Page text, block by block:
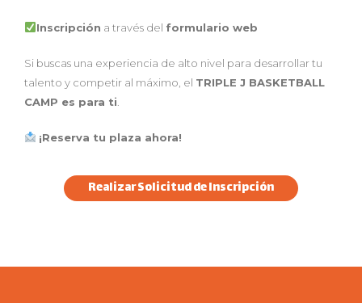
Inscripción a través del formulario web
Si buscas una experiencia de alto nivel para desarrollar tu
talento y competir al máximo, el TRIPLE J BASKETBALL
CAMP es para ti
¡Reserva tu plaza ahora!
Realizar Solicitud de Inscripción